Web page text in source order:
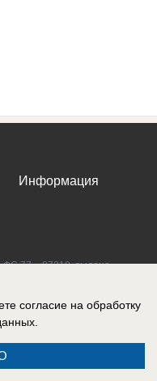
Информация
77 – 87210, выдано
27 апреля 2024
согласие на обработку